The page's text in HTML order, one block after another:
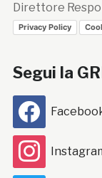
Direttore
Privacy Policy
Segui la